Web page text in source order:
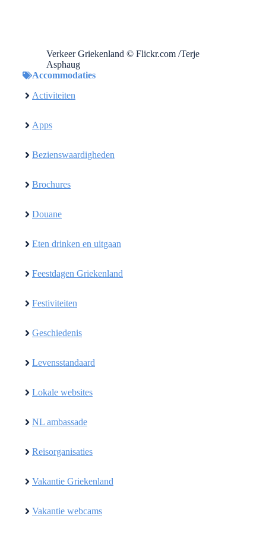
Verkeer Griekenland © Flickr.com /Terje
Asphaug
Accommodaties
Activiteiten
Apps
Bezienswaardigheden
Brochures
Douane
Eten drinken en uitgaan
Feestdagen Griekenland
Festiviteiten
Geschiedenis
Levensstandaard
Lokale websites
NL ambassade
Reisorganisaties
Vakantie Griekenland
Vakantie webcams